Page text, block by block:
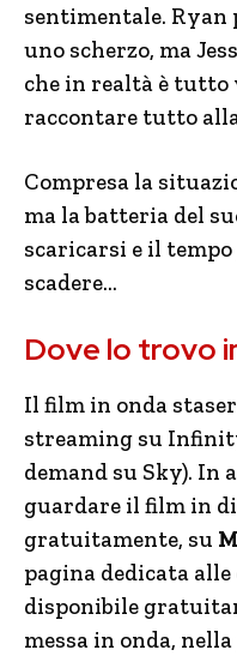
sentimentale.
uno scherzo, ma
che in realtà è tutto
raccontare tutto
Compresa la
ma la batteria del
scaricarsi e il
scadere…
Dove lo trovo
Il film in onda
streaming su
demand su Sky). In
guardare il film in
gratuitamente, su
pagina dedicata
disponibile
messa in onda,